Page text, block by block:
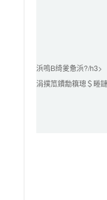
浜嗚В绮夎惫浜?/h3>
涓撲笟鐨勪簯璁＄畻